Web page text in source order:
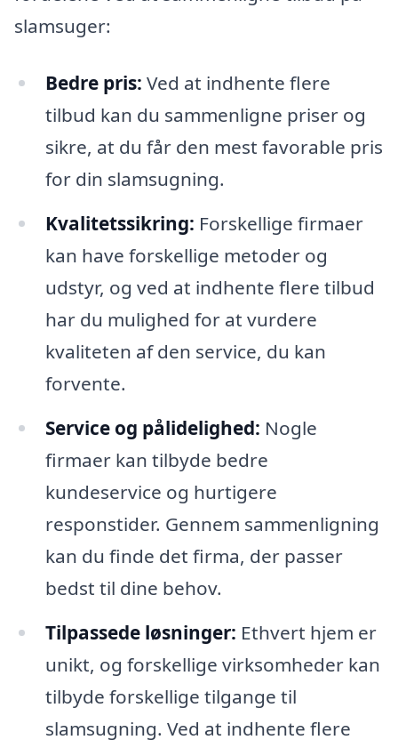
slamsuger:
Bedre pris: Ved at indhente flere
tilbud kan du sammenligne priser og
sikre, at du får den mest favorable pris
for din slamsugning.
Kvalitetssikring: Forskellige firmaer
kan have forskellige metoder og
udstyr, og ved at indhente flere tilbud
har du mulighed for at vurdere
kvaliteten af den service, du kan
forvente.
Service og pålidelighed: Nogle
firmaer kan tilbyde bedre
kundeservice og hurtigere
responstider. Gennem sammenligning
kan du finde det firma, der passer
bedst til dine behov.
Tilpassede løsninger: Ethvert hjem er
unikt, og forskellige virksomheder kan
tilbyde forskellige tilgange til
slamsugning. Ved at indhente flere